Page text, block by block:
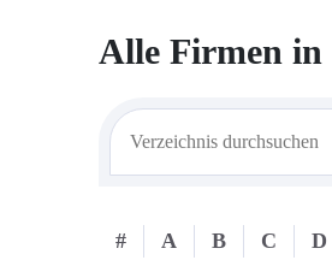
Alle Firmen in
# A B C D